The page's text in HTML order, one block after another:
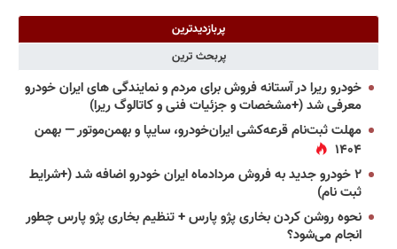
پربازدیدترین
پربحث ترین
خودرو ریرا در آستانه فروش برای مردم و نمایندگی های ایران خودرو
معرفی شد (+مشخصات و جزئیات فنی و کاتالوگ ریرا)
مهلت ثبت‌نام قرعه‌کشی ایران‌خودرو، سایپا و بهمن‌موتور — بهمن
۱۴۰۴
۲ خودرو جدید به فروش مردادماه ایران خودرو اضافه شد (+شرایط
ثبت نام)
نحوه روشن کردن بخاری پژو پارس + تنظیم بخاری پژو پارس چطور
انجام می‌شود؟